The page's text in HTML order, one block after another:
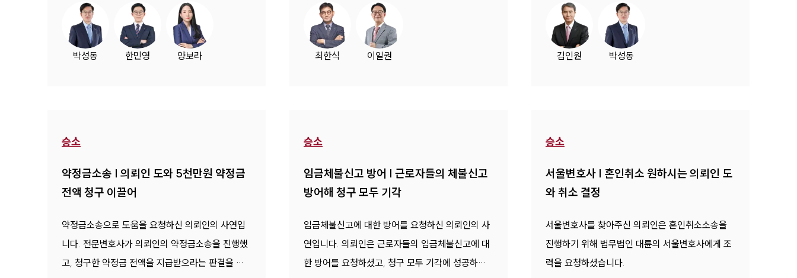
박성동 한민영 양보라 최한식 이일권 김인원 박성동
승소
약정금소송 | 의뢰인 도와 5천만원 약정금
전액 청구 이끌어
약정금소송으로 도움을 요청하신 의뢰인의 사연입
니다. 전문변호사가 의뢰인의 약정금소송을 진행했
고, 청구한 약정금 전액을 지급받으라는 판결을 받
승소
임금체불신고 방어 | 근로자들의 체불신고
방어해 청구 모두 기각
임금체불신고에 대한 방어를 요청하신 의뢰인의 사
연입니다. 의뢰인은 근로자들의 임금체불신고에 대
한 방어를 요청하셨고, 청구 모두 기각에 성공하셨
승소
서울변호사 | 혼인취소 원하시는 의뢰인 도
와 취소 결정
서울변호사를 찾아주신 의뢰인은 혼인취소소송을
진행하기 위해 법무법인 대륜의 서울변호사에게 조
력을 요청하셨습니다.